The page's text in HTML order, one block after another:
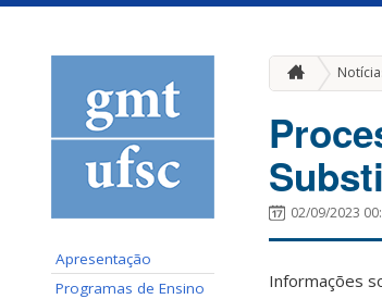
Apresentação
Programas de Ensino
02/09/2023
Informações